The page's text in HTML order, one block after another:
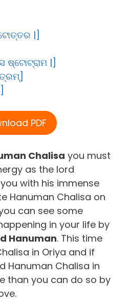
|]
ଷ୍ଟୋଟ୍ରାମ |]
PDF
Chalisa you must
as the lord
with his immense
Hanuman Chalisa on
can see some
in your life by
Hanuman. This time
in Oriya and if
Hanuman Chalisa in
than you can do so by